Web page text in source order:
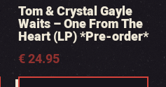
Tom & Crystal Gayle
Waits – One From The
Heart (LP) *Pre-order*
€24.95